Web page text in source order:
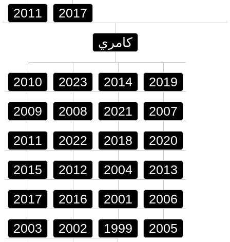
2011 2017
كامري
2010 2023 2014 2019
2009 2008 2021 2007
2011 2022 2018 2020
2015 2012 2004 2013
2017 2016 2001 2006
2003 2002 1999 2005